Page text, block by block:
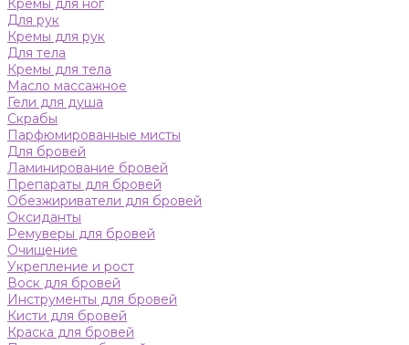
Кремы для ног
Для рук
Кремы для рук
Для тела
Кремы для тела
Масло массажное
Гели для душа
Скрабы
Парфюмированные мисты
Для бровей
Ламинирование бровей
Препараты для бровей
Обезжириватели для бровей
Оксиданты
Ремуверы для бровей
Очищение
Укрепление и рост
Воск для бровей
Инструменты для бровей
Кисти для бровей
Краска для бровей